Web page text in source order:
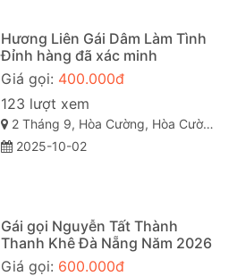
Hương Liên Gái Dâm Làm Tình
Đỉnh hàng đã xác minh
Giá gọi: 400.000đ
123 lượt xem
2 Tháng 9, Hòa Cường, Hòa Cường Bắc, Hải Châu, Đà Nẵng
2025-10-02
Gái gọi Nguyễn Tất Thành
Thanh Khê Đà Nẵng Năm 2026
Giá gọi: 600.000đ